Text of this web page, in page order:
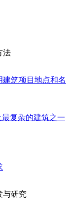
法
筑项目地点和名
复杂的建筑之一
与研究